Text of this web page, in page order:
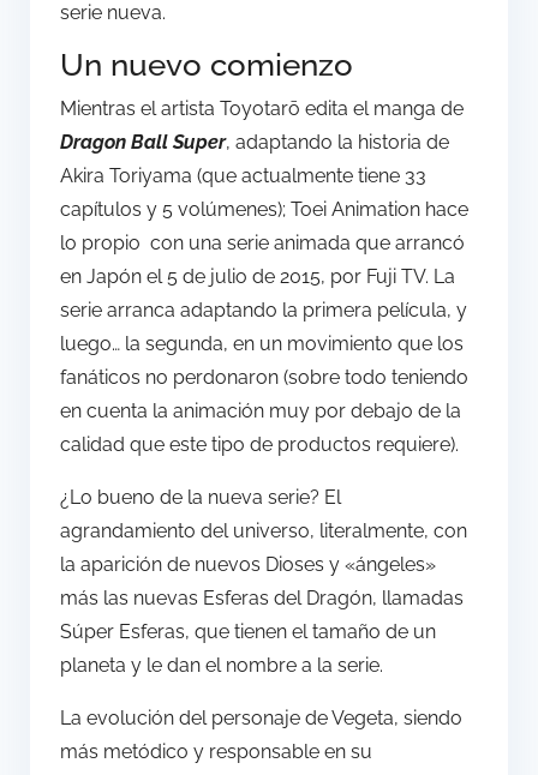
serie nueva.
Un nuevo comienzo
Mientras el artista Toyotarō edita el manga de
Dragon Ball Super, adaptando la historia de
Akira Toriyama (que actualmente tiene 33
capítulos y 5 volúmenes); Toei Animation hace
lo propio con una serie animada que arrancó
en Japón el 5 de julio de 2015, por Fuji TV. La
serie arranca adaptando la primera película, y
luego… la segunda, en un movimiento que los
fanáticos no perdonaron (sobre todo teniendo
en cuenta la animación muy por debajo de la
calidad que este tipo de productos requiere).
¿Lo bueno de la nueva serie? El
agrandamiento del universo, literalmente, con
la aparición de nuevos Dioses y «ángeles»
más las nuevas Esferas del Dragón, llamadas
Súper Esferas, que tienen el tamaño de un
planeta y le dan el nombre a la serie.
La evolución del personaje de Vegeta, siendo
más metódico y responsable en su